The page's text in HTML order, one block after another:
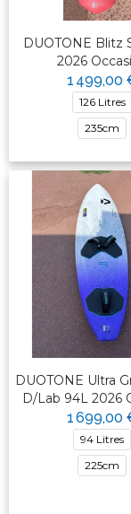
DUOTONE Blitz
2026
1 499,00
126 Litres
235cm
DUOTONE Ultra
D/Lab 94L 2026
1 699,00
94 Litres
225cm